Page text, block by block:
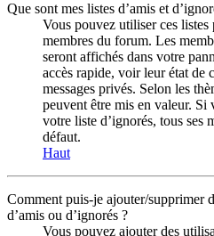
Que sont mes listes d’amis et
Vous pouvez utiliser ces listes
membres du forum. Les
seront affichés dans votre
accès rapide, voir leur état de
messages privés. Selon les
peuvent être mis en valeur. Si
votre liste d’ignorés, tous ses
défaut.
Haut
Comment puis-je ajouter/supprimer
d’amis ou d’ignorés ?
Vous pouvez ajouter des